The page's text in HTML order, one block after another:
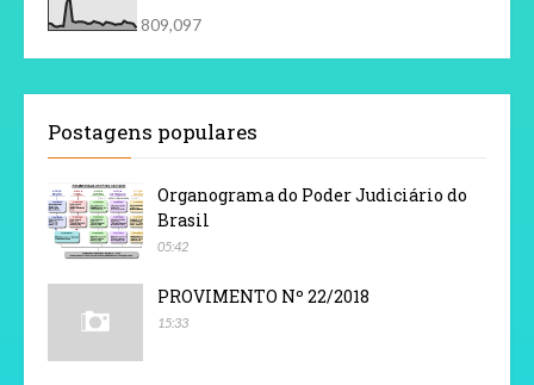
809,097
Postagens populares
Organograma do Poder Judiciário do
Brasil
05:42
PROVIMENTO Nº 22/2018
15:33